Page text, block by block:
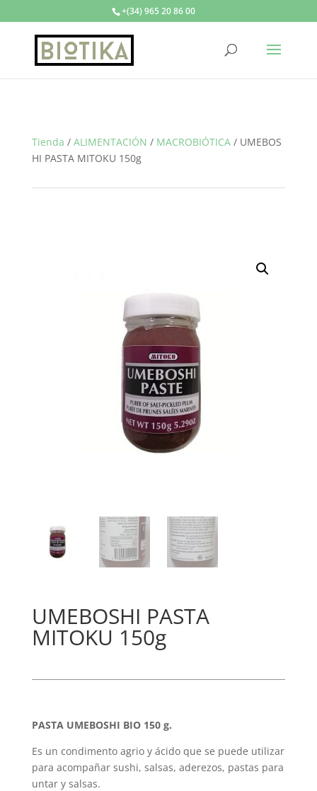
+(34) 965 20 86 00
Tienda / ALIMENTACIÓN / MACROBIÓTICA/ UMEBOS
HI PASTA MITOKU 150g
UMEBOSHI PASTA
MITOKU 150g
PASTA UMEBOSHI BIO 150 g.
Es un condimento agrio y ácido que se puede utilizar
para acompañar sushi, salsas, aderezos, pastas para
untar y salsas.